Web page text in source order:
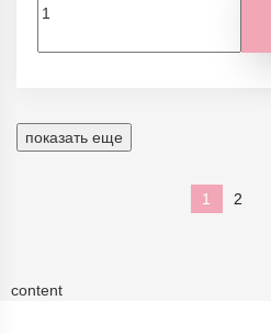
показать еще
1 2
content